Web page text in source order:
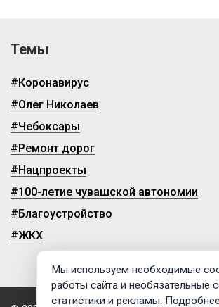
Темы
#Коронавирус
#Олег Николаев
#Чебоксары
#Ремонт дорог
#Нацпроекты
#100-летие чувашской автономии
#Благоустройство
#ЖКХ
Мы используем необходимые
работы сайта и необязательные
статистики и рекламы.